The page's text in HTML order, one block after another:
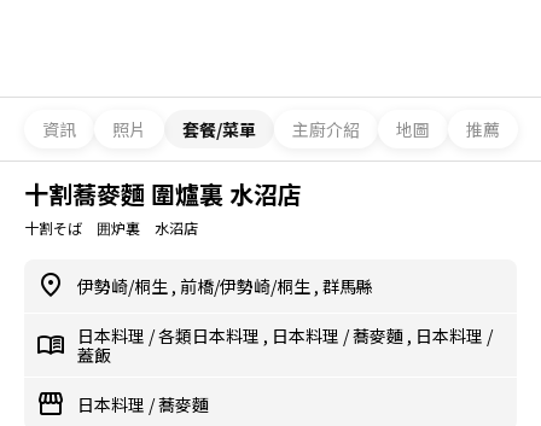
資訊 照片 套餐/菜單 主廚介紹 地圖 推薦
十割蕎麥麵 圍爐裏 水沼店
十割そば 囲炉裏 水沼店
伊勢崎/桐生 , 前橋/伊勢崎/桐生 , 群馬縣
日本料理 /各類日本料理 , 日本料理 /蕎麥麵 , 日本料理 /
蓋飯
日本料理 /蕎麥麵